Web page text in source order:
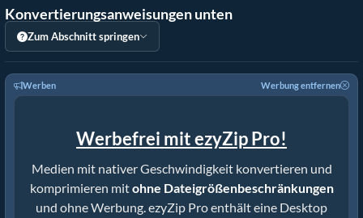
Konvertierungsanweisungen unten
Zum Abschnitt springen
Werben Werbung entfernen
Werbefrei mit ezyZip Pro!
Medien mit nativer Geschwindigkeit konvertieren und
komprimieren mitohne Dateigrößenbeschränkungen
und ohne Werbung. ezyZip Pro enthält eine Desktop